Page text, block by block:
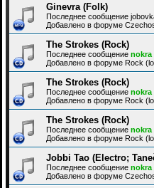
Ginevra (Folk)
Последнее сообщение
Добавлено в форуме
The Strokes (Rock)
Последнее сообщение nokra
Добавлено в форуме Rock
The Strokes (Rock)
Последнее сообщение nokra
Добавлено в форуме Rock
The Strokes (Rock)
Последнее сообщение nokra
Добавлено в форуме Rock
Jobbi Tao (Electro;
Последнее сообщение nokra
Добавлено в форуме